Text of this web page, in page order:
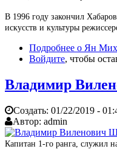
В 1996 году закончил
искусств и культуры
Подробнее о Ян
Войдите, чтобы
Владимир
Создать: 01/22/2019 -
Автор: admin
Капитан 1-го ранга, служил